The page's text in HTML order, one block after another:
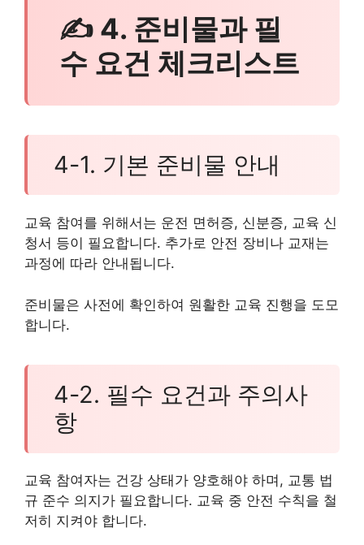
✍ 4. 준비물과 필
수 요건 체크리스트
4-1. 기본 준비물 안내
교육 참여를 위해서는 운전 면허증, 신분증, 교육 신
청서 등이 필요합니다. 추가로 안전 장비나 교재는
과정에 따라 안내됩니다.
준비물은 사전에 확인하여 원활한 교육 진행을 도모
합니다.
4-2. 필수 요건과 주의사
항
교육 참여자는 건강 상태가 양호해야 하며, 교통 법
규 준수 의지가 필요합니다. 교육 중 안전 수칙을 철
저히 지켜야 합니다.